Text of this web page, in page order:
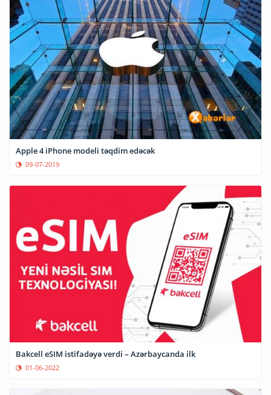
Apple 4 iPhone modeli təqdim edəcək
09-07-2019
Bakcell eSIM istifadəyə verdi – Azərbaycanda ilk
01-06-2022